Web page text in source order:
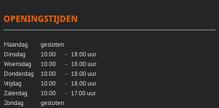
OPENINGSTIJDEN
Maandag
gesloten
Dinsdag
10.00 - 18.00 uur
Woensdag
10.00 - 18.00 uur
Donderdag
10.00 - 18.00 uur
Vrijdag
10.00 - 18.00 uur
Zaterdag
10.00 - 17.00 uur
Zondag
gesloten